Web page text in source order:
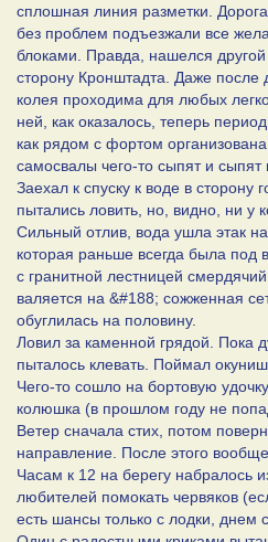
сплошная линия разметки.
без проблем подъезжали все
блоками. Правда, нашелся
сторону Кронштадта. Даже после
колея проходима для любых
ней, как оказалось, теперь
как рядом с фортом
самосвалы чего-то сыпят и
Заехал к спуску к воде в сторону
пытались ловить, но, видно, ни у
Сильный отлив, вода ушла этак
которая раньше всегда была под
с гранитной лестницей
валяется на &#188; сожженная
обуглилась на половину.
Ловил за каменной грядой. Пока
пыталось клевать. Поймал
Чего-то сошло на бортовую
колюшка (в прошлом году не
Ветер сначала стих, потом
направление. После этого
Часам к 12 на берегу набралось
любителей помокать червяков
есть шансы только с лодки, днем